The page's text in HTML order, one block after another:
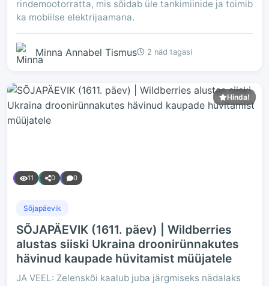
rindemootorratta, mis sõidab üle tankimiinide ja toimib
ka mobiilse elektrijaamana.
Minna Annabel Tismus 2 näd tagasi
Hinda!
11 0 0
Sõjapäevik
SÕJAPÄEVIK (1611. päev) | Wildberries
alustas siiski Ukraina droonirünnakutes
hävinud kaupade hüvitamist müüjatele
JA VEEL: Zelenskõi kaalub juba järgmiseks nädalaks